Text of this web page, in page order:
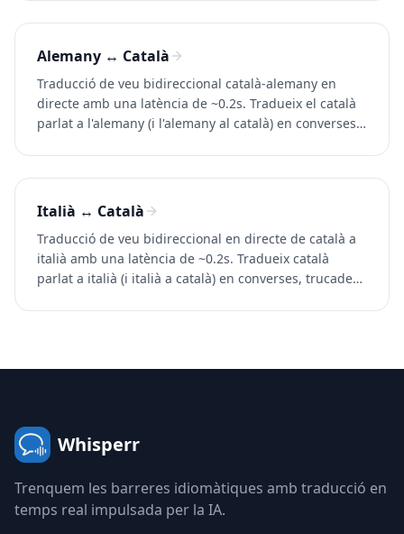
Alemany ↔ Català
Traducció de veu bidireccional català-alemany en
directe amb una latència de ~0.2s. Tradueix el català
parlat a l'alemany (i l'alemany al català) en converses,
Italià ↔ Català
Traducció de veu bidireccional en directe de català a
italià amb una latència de ~0.2s. Tradueix català
parlat a italià (i italià a català) en converses, trucades i
Whisperr
Trenquem les barreres idiomàtiques amb traducció en
temps real impulsada per la IA.